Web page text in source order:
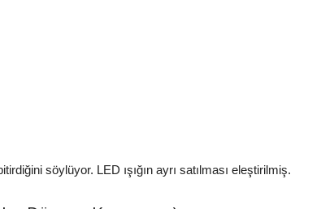
söylüyor. LED ışığın ayrı satılması eleştirilmiş.